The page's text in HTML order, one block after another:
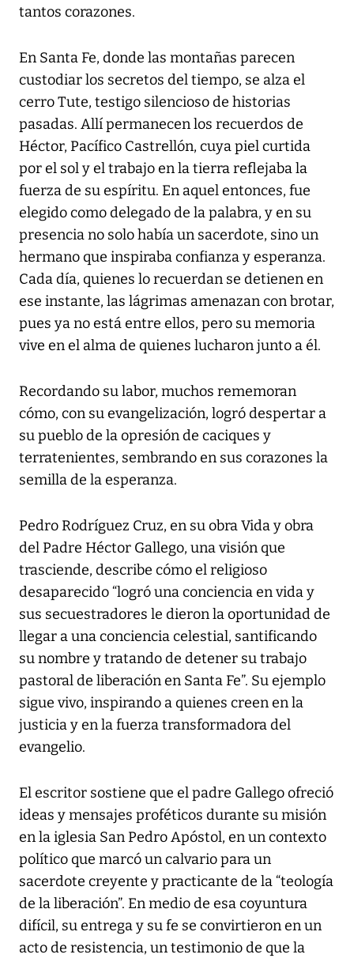
tantos corazones.
En Santa Fe, donde las montañas parecen
custodiar los secretos del tiempo, se alza el
cerro Tute, testigo silencioso de historias
pasadas. Allí permanecen los recuerdos de
Héctor, Pacífico Castrellón, cuya piel curtida
por el sol y el trabajo en la tierra reflejaba la
fuerza de su espíritu. En aquel entonces, fue
elegido como delegado de la palabra, y en su
presencia no solo había un sacerdote, sino un
hermano que inspiraba confianza y esperanza.
Cada día, quienes lo recuerdan se detienen en
ese instante, las lágrimas amenazan con brotar,
pues ya no está entre ellos, pero su memoria
vive en el alma de quienes lucharon junto a él.
Recordando su labor, muchos rememoran
cómo, con su evangelización, logró despertar a
su pueblo de la opresión de caciques y
terratenientes, sembrando en sus corazones la
semilla de la esperanza.
Pedro Rodríguez Cruz, en su obra Vida y obra
del Padre Héctor Gallego, una visión que
trasciende, describe cómo el religioso
desaparecido “logró una conciencia en vida y
sus secuestradores le dieron la oportunidad de
llegar a una conciencia celestial, santificando
su nombre y tratando de detener su trabajo
pastoral de liberación en Santa Fe”. Su ejemplo
sigue vivo, inspirando a quienes creen en la
justicia y en la fuerza transformadora del
evangelio.
El escritor sostiene que el padre Gallego ofreció
ideas y mensajes proféticos durante su misión
en la iglesia San Pedro Apóstol, en un contexto
político que marcó un calvario para un
sacerdote creyente y practicante de la “teología
de la liberación”. En medio de esa coyuntura
difícil, su entrega y su fe se convirtieron en un
acto de resistencia, un testimonio de que la